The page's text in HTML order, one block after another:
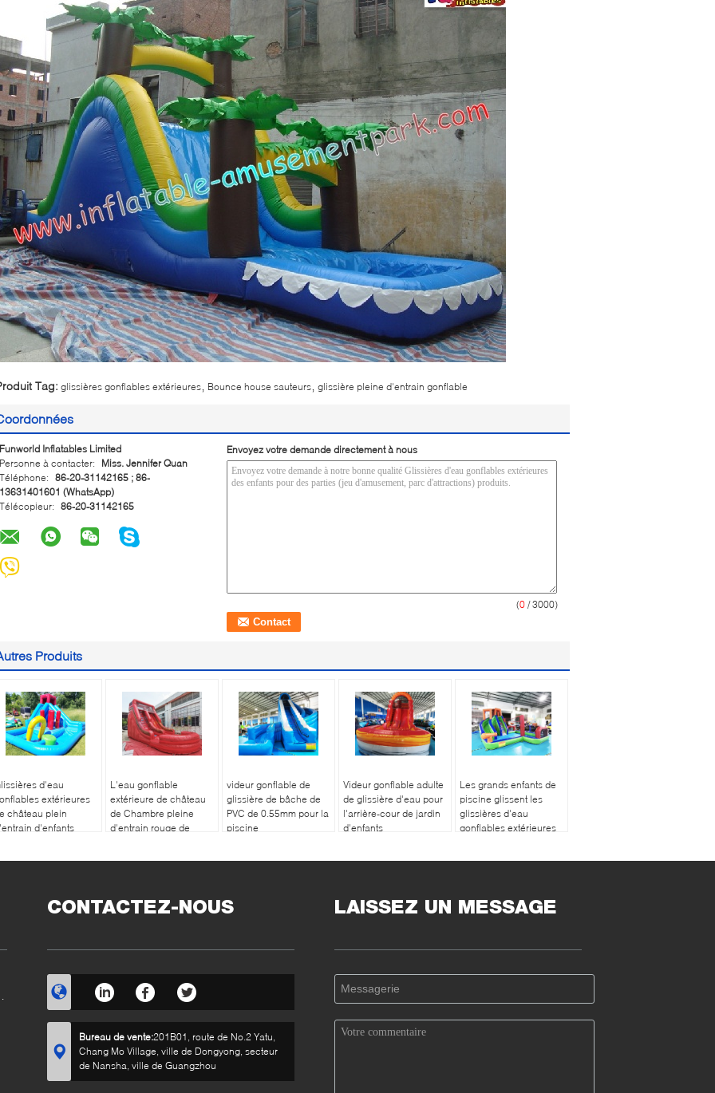
Tag: glissières gonflables extérieures Bounce house sauteurs glissière pleine d'entrain gonflable
Funworld Inflatables Limited
Personne à contacter:
Miss. Jennifer Quan
Téléphone: 86-20-31142165 ; 86-
13631401601 (WhatsApp)
Télécopieur: 86-20-31142165
Envoyez votre demande directement à nous
(0 / 3000)
Produits
d'eau
extérieures
château plein
d'enfants
L'eau gonflable
extérieure de château
de Chambre pleine
d'entrain rouge de
videur gonflable de
glissière de bâche de
PVC de 0.55mm pour la
piscine
Videur gonflable adulte
de glissière d'eau pour
l'arrière-cour de jardin
d'enfants
Les grands enfants de
piscine glissent les
glissières d'eau
gonflables extérieures
CONTACTEZ-NOUS
Bureau de vente:201B01, route de No.2 Yatu,
Chang Mo Village, ville de Dongyong, secteur
de Nansha, ville de Guangzhou
LAISSEZ UN MESSAGE